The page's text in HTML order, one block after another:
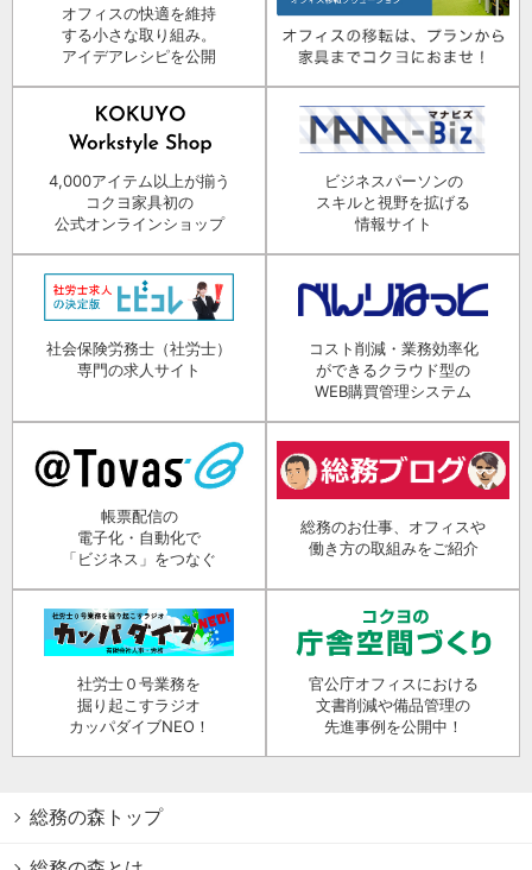
オフィスの快適を維持
する小さな取り組み。
アイデアレシピを公開
4,000アイテム以上が揃う
コクヨ家具初の
公式オンラインショップ
ビジネスパーソンの
スキルと視野を拡げる
情報サイト
社会保険労務士（社労士）
専門の求人サイト
コスト削減・業務効率化
ができるクラウド型の
WEB購買管理システム
帳票配信の
電子化・自動化で
「ビジネス」をつなぐ
総務のお仕事、オフィスや
働き方の取組みをご紹介
社労士０号業務を
掘り起こすラジオ
カッパダイブNEO！
官公庁オフィスにおける
文書削減や備品管理の
先進事例を公開中！
総務の森トップ